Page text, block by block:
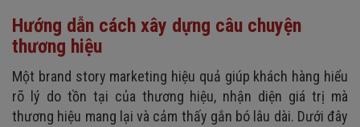
Hướng dẫn cách xây dựng câu chuyện
thương hiệu
Một brand story marketing hiệu quả giúp khách hàng hiểu
rõ lý do tồn tại của thương hiệu, nhận diện giá trị mà
thương hiệu mang lại và cảm thấy gắn bó lâu dài. Dưới đây